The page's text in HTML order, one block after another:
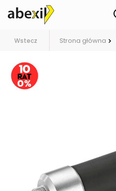
Wstecz Strona główna